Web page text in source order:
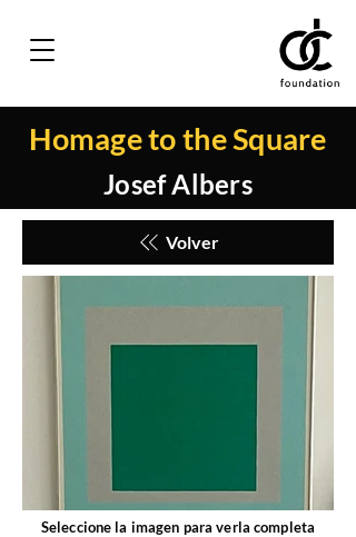
Homage to the Square
Josef Albers
Volver
Seleccione la imagen para verla completa